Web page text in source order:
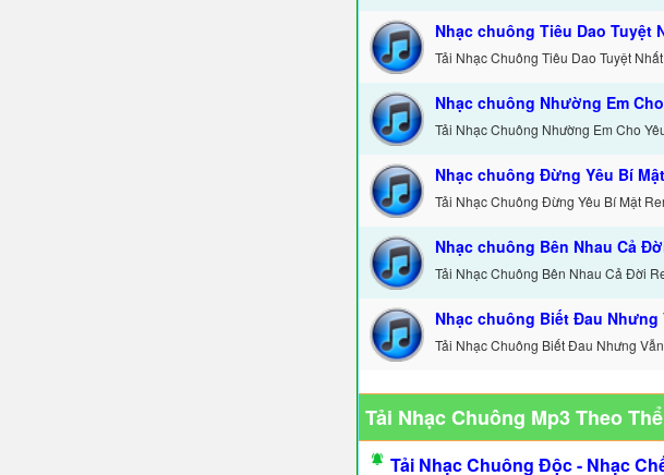
Nhạc chuông Tiêu Dao Tuyệt
Tải Nhạc Chuông Tiêu Dao Tuyệt
Nhạc chuông Nhường Em
Tải Nhạc Chuông Nhường Em Cho
Nhạc chuông Đừng Yêu Bí
Tải Nhạc Chuông Đừng Yêu Bí Mật
Nhạc chuông Bên Nhau Cả
Tải Nhạc Chuông Bên Nhau Cả Đời
Nhạc chuông Biết Đau Nhưng
Tải Nhạc Chuông Biết Đau Nhưng
Tải Nhạc Chuông Mp3 Theo
Tải Nhạc Chuông Độc - Nhạc